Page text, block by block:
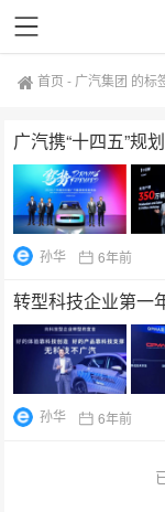
首页 - 广汽集团 的标
广汽携“十四五”规
孙华 6年前
转型科技企业第一
孙华 6年前